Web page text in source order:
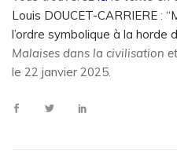
Louis DOUCET-CARRIERE :
l’ordre symbolique à la horde
Malaises dans la civilisation
le 22 janvier 2025.